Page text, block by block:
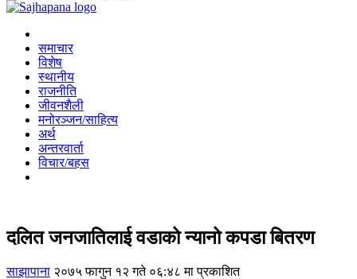
समाचार
विशेष
स्थानीय
राजनीति
जीवनशैली
मनोरञ्जन/साहित्य
अर्थ
अन्तरवार्ता
विचार/बहस
दलित जनजातिलाई वडाको न्यानो कपडा बितरण
साझापाना २०७५ फागुन १२ गते ०६:४८ मा प्रकाशित